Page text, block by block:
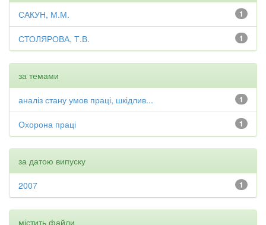
1
САКУН, М.М.
1
СТОЛЯРОВА, Т.В.
за темами
1
аналіз стану умов праці, шкідлив...
1
Охорона праці
за датою випуску
1
2007
містить файли